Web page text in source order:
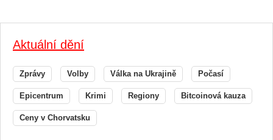
Aktuální dění
Zprávy Volby Válka na Ukrajině Počasí
Epicentrum Krimi Regiony Bitcoinová kauza
Ceny v Chorvatsku